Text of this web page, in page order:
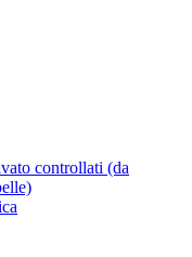
controllati (da